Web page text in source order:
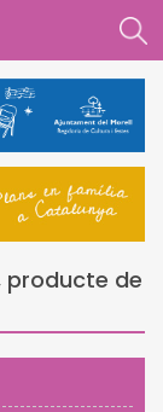
producte de